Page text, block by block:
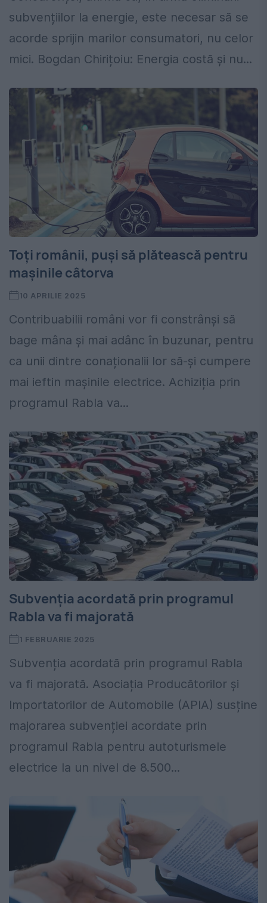
subvențiilor la energie, este necesar să se
acorde sprijin marilor consumatori, nu celor
mici. Bogdan Chirițoiu: Energia costă și nu...
Toți românii, puși să plătească pentru
mașinile câtorva
10 APRILIE 2025
Contribuabilii români vor fi constrânși să
bage mâna și mai adânc în buzunar, pentru
ca unii dintre conaționalii lor să-și cumpere
mai ieftin mașinile electrice. Achiziția prin
programul Rabla va...
Subvenția acordată prin programul
Rabla va fi majorată
1 FEBRUARIE 2025
Subvenția acordată prin programul Rabla
va fi majorată. Asociația Producătorilor și
Importatorilor de Automobile (APIA) susține
majorarea subvenției acordate prin
programul Rabla pentru autoturismele
electrice la un nivel de 8.500...